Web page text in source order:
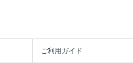
ご利用ガイド